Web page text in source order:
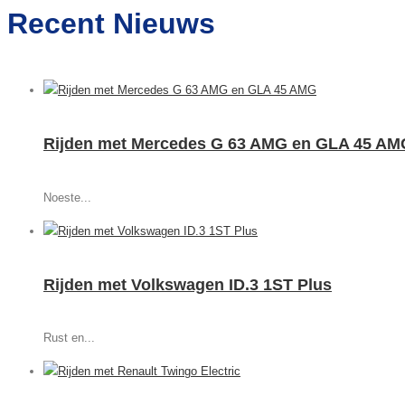
Recent Nieuws
Rijden met Mercedes G 63 AMG en GLA 45
Noeste...
Rijden met Volkswagen ID.3 1ST Plus
Rust en...